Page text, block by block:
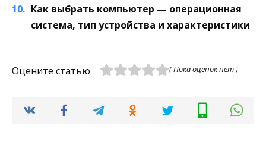
Как выбрать компьютер — операционная
система, тип устройства и характеристики
Оцените статью ( Пока оценок нет )